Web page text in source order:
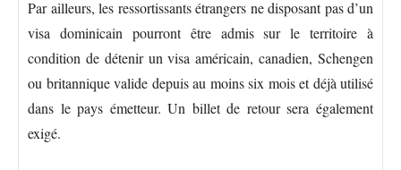
Par ailleurs, les ressortissants étrangers ne disposant pas d’un
visa dominicain pourront être admis sur le territoire à
condition de détenir un visa américain, canadien, Schengen
ou britannique valide depuis au moins six mois et déjà utilisé
dans le pays émetteur. Un billet de retour sera également
exigé.